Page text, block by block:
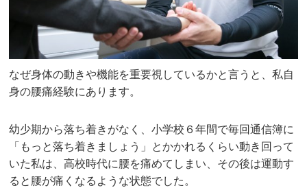
なぜ身体の動きや機能を重要視しているかと言うと、私自
身の腰痛経験にあります。
幼少期から落ち着きがなく、小学校６年間で毎回通信簿に
「もっと落ち着きましょう」とかかれるくらい動き回って
いた私は、高校時代に腰を痛めてしまい、その後は運動す
ると腰が痛くなるような状態でした。